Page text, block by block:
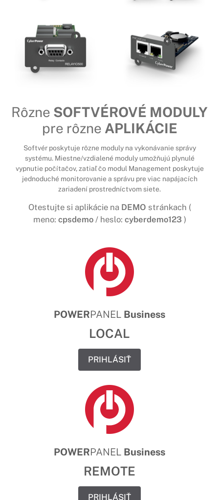
Rôzne SOFTVÉROVÉ MODULY
pre rôzne APLIKÁCIE
Softvér poskytuje rôzne moduly na vykonávanie správy
systému. Miestne/vzdialené moduly umožňujú plynulé
vypnutie počítačov, zatiaľ čo modul Management poskytuje
jednoduché monitorovanie a správu pre viac napájacích
zariadení prostredníctvom siete.
Otestujte si aplikácie na DEMO stránkach (
meno: cpsdemo/ heslo: cyberdemo123 )
POWERPANEL Business
LOCAL
PRIHLÁSIŤ
POWERPANEL Business
REMOTE
PRIHLÁSIŤ